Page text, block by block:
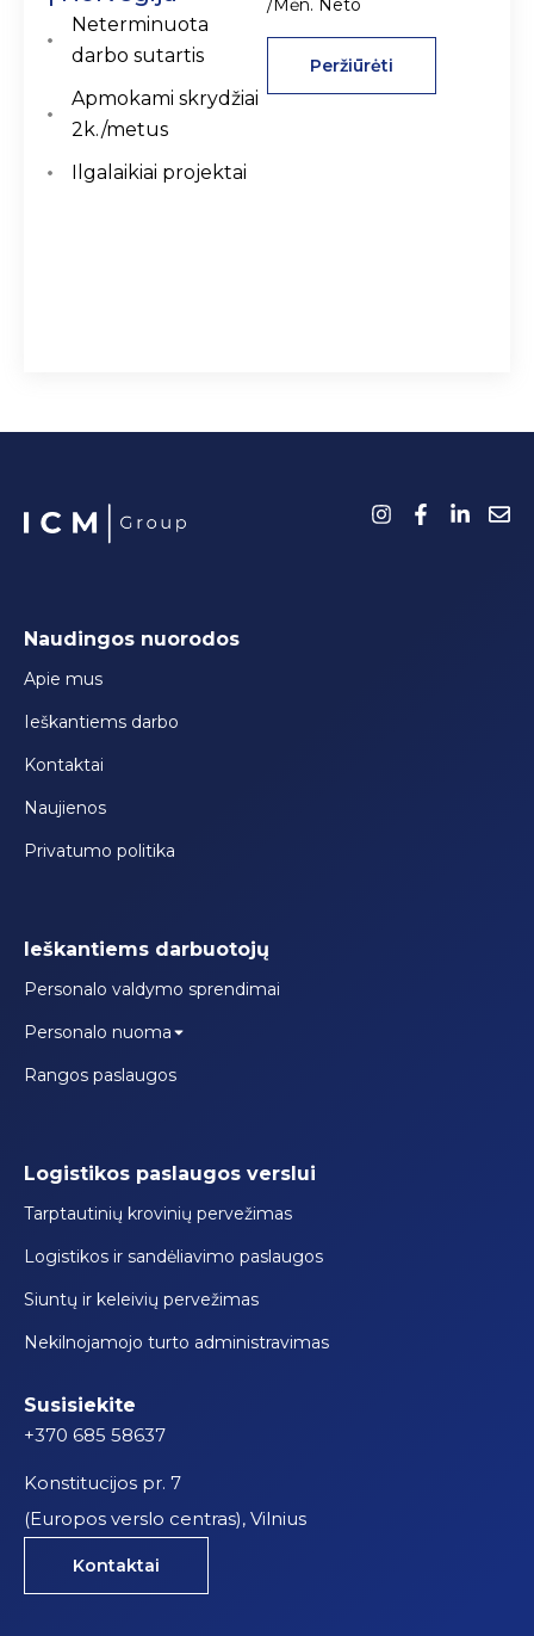
Neterminuota
darbo sutartis
Apmokami skrydžiai
2k./metus
Ilgalaikiai projektai
/Mėn. Neto
Peržiūrėti
Susisiekite
+370 685 58637
Konstitucijos pr. 7
(Europos verslo centras), Vilnius
Kontaktai
Naudingos nuorodos
Apie mus
Ieškantiems darbo
Kontaktai
Naujienos
Privatumo politika
Ieškantiems darbuotojų
Personalo valdymo sprendimai
Personalo nuoma
Rangos paslaugos
Logistikos paslaugos verslui
Tarptautinių krovinių pervežimas
Logistikos ir sandėliavimo paslaugos
Siuntų ir keleivių pervežimas
Nekilnojamojo turto administravimas